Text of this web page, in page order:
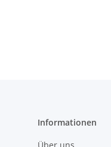
Informationen